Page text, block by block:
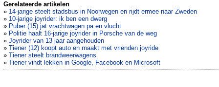
Gerelateerde artikelen
» 14-jarige steelt stadsbus in Noorwegen en rijdt ermee naar Zweden
» 10-jarige joyrider: ik ben een dwerg
» Puber (15) jat vrachtwagen pa en vlucht
» Politie haalt 16-jarige joyrider in Porsche van de weg
» Joyrider van 13 jaar aangehouden
» Tiener (12) koopt auto en maakt met vrienden joyride
» Tiener steelt brandweerwagens
» Tiener vindt lekken in Google, Facebook en Microsoft